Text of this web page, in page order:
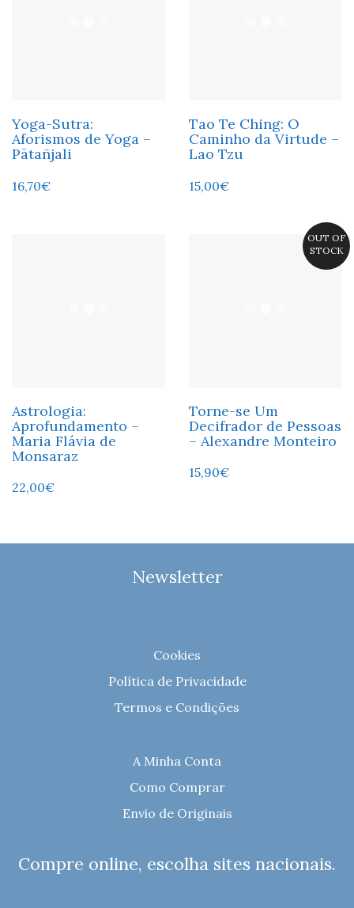
Yoga-Sutra:
Aforismos de Yoga –
Pātañjali
16,70€
Tao Te Ching: O
Caminho da Virtude –
Lao Tzu
15,00€
Astrologia:
Aprofundamento –
Maria Flávia de
Monsaraz
22,00€
OUT OF
STOCK
Torne-se Um
Decifrador de Pessoas
– Alexandre Monteiro
15,90€
Newsletter
Cookies
Política de Privacidade
Termos e Condições
A Minha Conta
Como Comprar
Envio de Originais
Compre online, escolha sites nacionais.